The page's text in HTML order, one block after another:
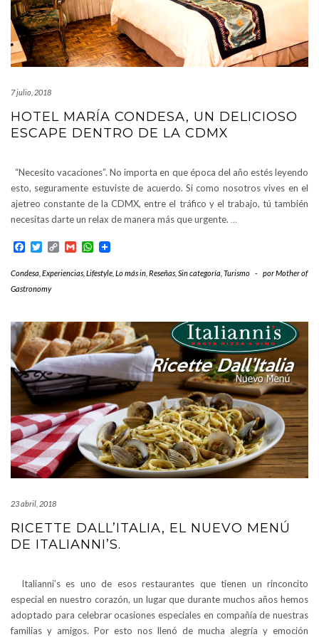
7 julio, 2018
HOTEL MARÍA CONDESA, UN DELICIOSO
ESCAPE DENTRO DE LA CDMX
“Necesito vacaciones”. No importa en que época del año estés leyendo
esto, seguramente estuviste de acuerdo. Si como nosotros vives en el
ajetreo constante de la CDMX, entre el tráfico y el trabajo, tú también
necesitas darte un relax de manera más que urgente. …
Facebook
TwitterCopyGmailWhatsApp
Condesa Experiencias Lifestyle Lo más in Reseñas Sin categoría Turismo - porMother of
Gastronomy
23 abril, 2018
RICETTE DALL’ITALIA, EL NUEVO MENÚ
DE ITALIANNI’S.
Italianni’s es uno de esos restaurantes que tienen un rinconcito
especial en nuestro corazón, un lugar que durante muchos años hemos
adoptado para celebrar ocasiones especiales en compañía de nuestras
familias y amigos. Por esto nos llenó de mucha alegría y emoción